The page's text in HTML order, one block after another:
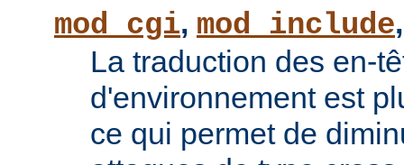
mod_cgi, mod_include
La traduction des en-
d'environnement est
ce qui permet de